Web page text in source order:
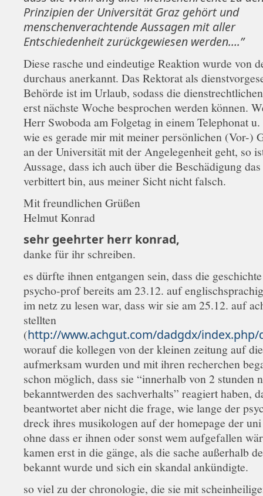
Prinzipien der Universität Graz gehört und
menschenverachtende Aussagen mit aller
Entschiedenheit zurückgewiesen werden….”
Diese rasche und eindeutige Reaktion wurde von
durchaus anerkannt. Das Rektorat als
Behörde ist im Urlaub, sodass die
erst nächste Woche besprochen werden können.
Herr Swoboda am Folgetag in einem Telephonat
wie es gerade mir mit meiner persönlichen (Vor-)
an der Universität mit der Angelegenheit geht, so
Aussage, dass ich auch über die Beschädigung
verbittert bin, aus meiner Sicht nicht falsch.
Mit freundlichen Grüßen
Helmut Konrad
sehr geehrter herr konrad,
danke für ihr schreiben.
es dürfte ihnen entgangen sein, dass die
psycho-prof bereits am 23.12. auf
im netz zu lesen war, dass wir sie am 25.12. auf
stellten
(http://www.achgut.com/dadgdx/
worauf die kollegen von der kleinen zeitung auf
aufmerksam wurden und mit ihren recherchen
schon möglich, dass sie “innerhalb von 2 stunden
bekanntwerden des sachverhalts” reagiert haben,
beantwortet aber nicht die frage, wie lange der
dreck ihres musikologen auf der homepage der
ohne dass er ihnen oder sonst wem aufgefallen
kamen erst in die gänge, als die sache außerhalb
bekannt wurde und sich ein skandal ankündigte.
so viel zu der chronologie, die sie mit